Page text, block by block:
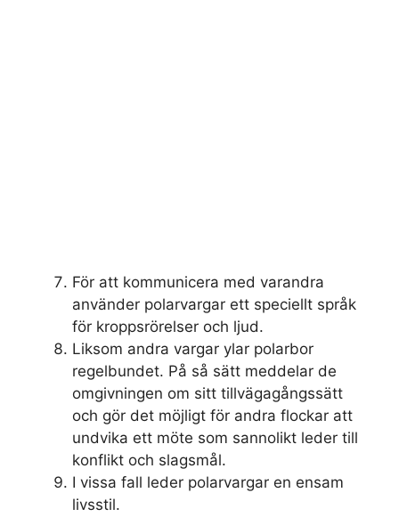
För att kommunicera med varandra
använder polarvargar ett speciellt språk
för kroppsrörelser och ljud.
Liksom andra vargar ylar polarbor
regelbundet. På så sätt meddelar de
omgivningen om sitt tillvägagångssätt
och gör det möjligt för andra flockar att
undvika ett möte som sannolikt leder till
konflikt och slagsmål.
I vissa fall leder polarvargar en ensam
livsstil.